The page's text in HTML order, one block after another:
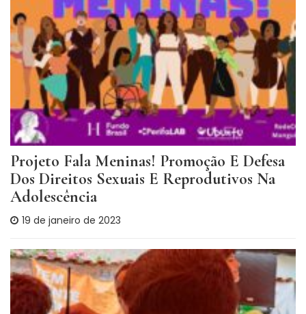
Projeto Fala Meninas! Promoção E Defesa
Dos Direitos Sexuais E Reprodutivos Na
Adolescência
19 de janeiro de 2023